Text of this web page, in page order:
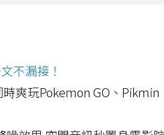
不漏接！
爽玩Pokemon GO、Pikmin